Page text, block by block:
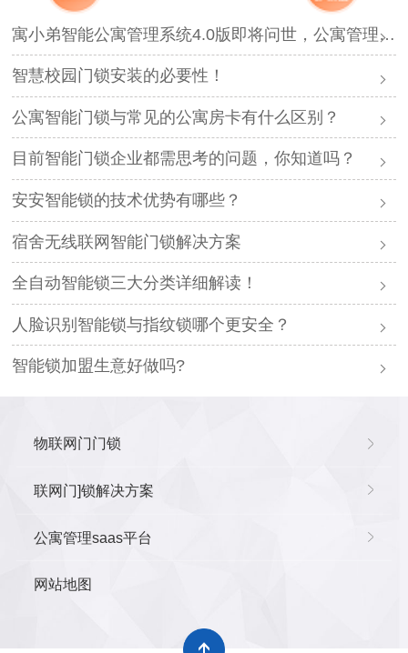
寓小弟智能公寓管理系统4.0版即将问世，公寓管理再升级！
智慧校园门锁安装的必要性！
公寓智能门锁与常见的公寓房卡有什么区别？
目前智能门锁企业都需思考的问题，你知道吗？
安安智能锁的技术优势有哪些？
宿舍无线联网智能门锁解决方案
全自动智能锁三大分类详细解读！
人脸识别智能锁与指纹锁哪个更安全？
智能锁加盟生意好做吗?
物联网门门锁
联网门]锁解决方案
公寓管理saas平台
网站地图